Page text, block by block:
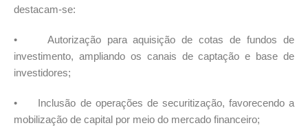
destacam-se:
• Autorização para aquisição de cotas de fundos de
investimento, ampliando os canais de captação e base de
investidores;
• Inclusão de operações de securitização, favorecendo a
mobilização de capital por meio do mercado financeiro;